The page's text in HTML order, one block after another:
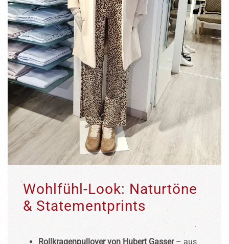
Wohlfühl-Look: Naturtöne
& Statementprints
Rollkragenpullover von Hubert Gasser– aus